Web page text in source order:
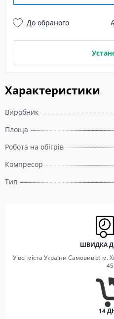
Характеристики
Виробник
Площа
Робота на обігрів
Компресор
Тип
До обраного
ШВИДКА
У всі міста України Самовивіз:
14